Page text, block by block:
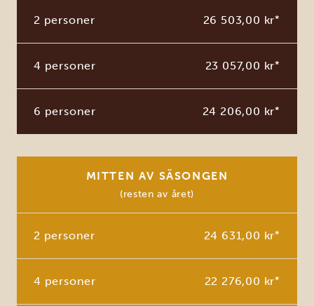
2 personer 26 503,00 kr*
4 personer 23 057,00 kr*
6 personer 24 206,00 kr*
MITTEN AV SÄSONGEN
(resten av året)
2 personer 24 631,00 kr*
4 personer 22 276,00 kr*